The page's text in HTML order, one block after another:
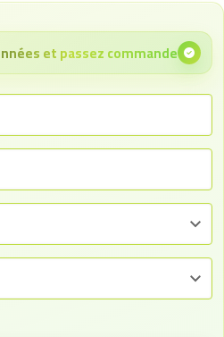
et passez commande